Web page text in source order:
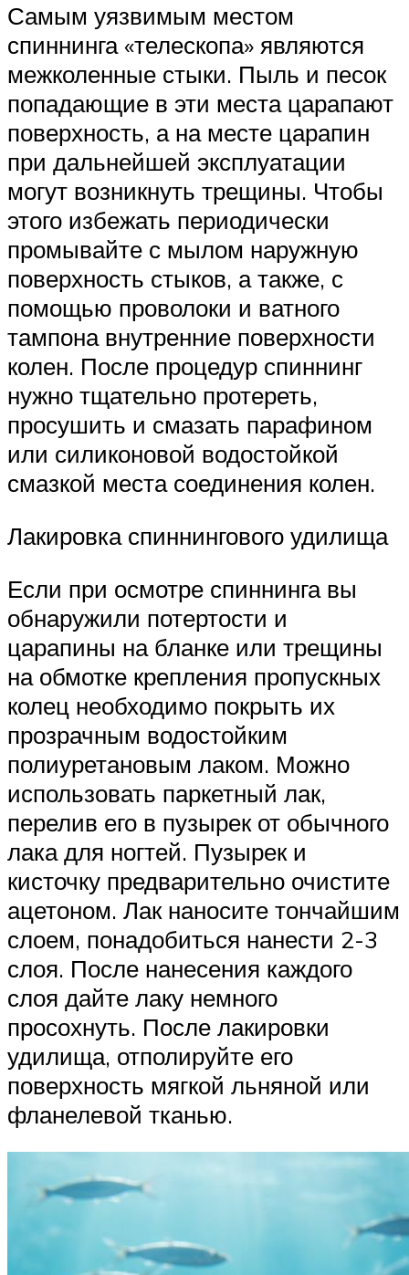
Самым уязвимым местом
спиннинга «телескопа» являются
межколенные стыки. Пыль и песок
попадающие в эти места царапают
поверхность, а на месте царапин
при дальнейшей эксплуатации
могут возникнуть трещины. Чтобы
этого избежать периодически
промывайте с мылом наружную
поверхность стыков, а также, с
помощью проволоки и ватного
тампона внутренние поверхности
колен. После процедур спиннинг
нужно тщательно протереть,
просушить и смазать парафином
или силиконовой водостойкой
смазкой места соединения колен.
Лакировка спиннингового удилища
Если при осмотре спиннинга вы
обнаружили потертости и
царапины на бланке или трещины
на обмотке крепления пропускных
колец необходимо покрыть их
прозрачным водостойким
полиуретановым лаком. Можно
использовать паркетный лак,
перелив его в пузырек от обычного
лака для ногтей. Пузырек и
кисточку предварительно очистите
ацетоном. Лак наносите тончайшим
слоем, понадобиться нанести 2-3
слоя. После нанесения каждого
слоя дайте лаку немного
просохнуть. После лакировки
удилища, отполируйте его
поверхность мягкой льняной или
фланелевой тканью.